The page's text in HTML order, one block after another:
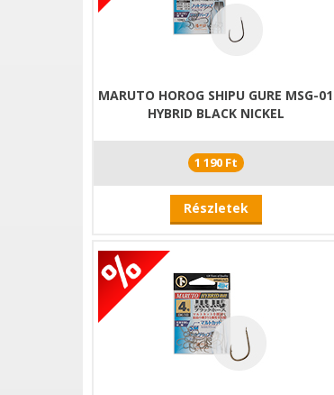
MARUTO HOROG SHIPU GURE MSG-01
HYBRID BLACK NICKEL
1 190 Ft
Részletek